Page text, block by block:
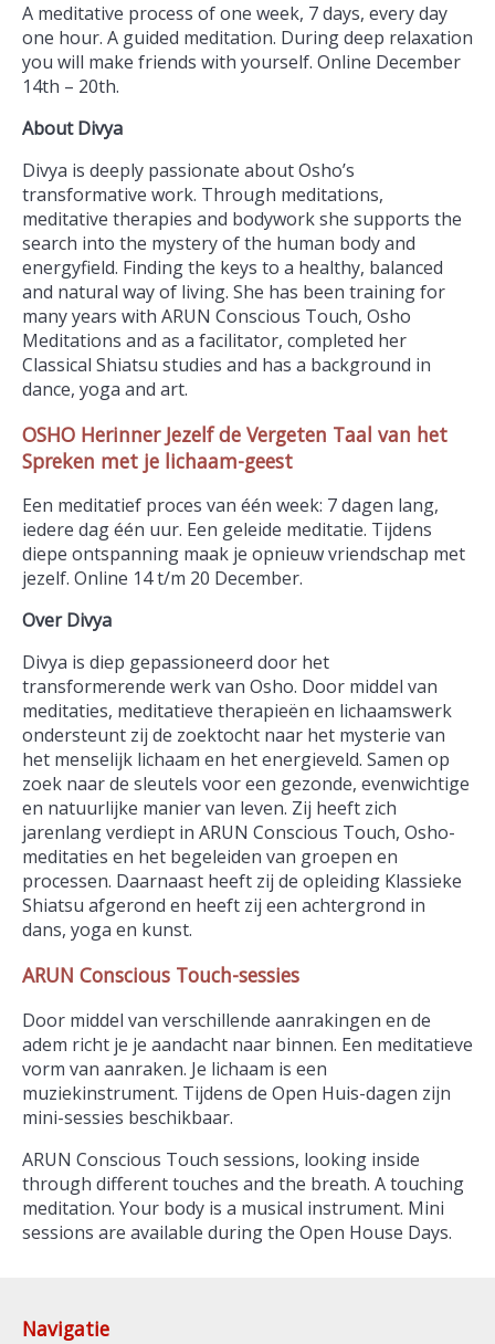
A meditative process of one week, 7 days, every day
one hour. A guided meditation. During deep relaxation
you will make friends with yourself. Online December
14th – 20th.
About Divya
Divya is deeply passionate about Osho’s
transformative work. Through meditations,
meditative therapies and bodywork she supports the
search into the mystery of the human body and
energyfield. Finding the keys to a healthy, balanced
and natural way of living. She has been training for
many years with ARUN Conscious Touch, Osho
Meditations and as a facilitator, completed her
Classical Shiatsu studies and has a background in
dance, yoga and art.
OSHO Herinner Jezelf de Vergeten Taal van het
Spreken met je lichaam-geest
Een meditatief proces van één week: 7 dagen lang,
iedere dag één uur. Een geleide meditatie. Tijdens
diepe ontspanning maak je opnieuw vriendschap met
jezelf. Online 14 t/m 20 December.
Over Divya
Divya is diep gepassioneerd door het
transformerende werk van Osho. Door middel van
meditaties, meditatieve therapieën en lichaamswerk
ondersteunt zij de zoektocht naar het mysterie van
het menselijk lichaam en het energieveld. Samen op
zoek naar de sleutels voor een gezonde, evenwichtige
en natuurlijke manier van leven. Zij heeft zich
jarenlang verdiept in ARUN Conscious Touch, Osho-
meditaties en het begeleiden van groepen en
processen. Daarnaast heeft zij de opleiding Klassieke
Shiatsu afgerond en heeft zij een achtergrond in
dans, yoga en kunst.
ARUN Conscious Touch-sessies
Door middel van verschillende aanrakingen en de
adem richt je je aandacht naar binnen. Een meditatieve
vorm van aanraken. Je lichaam is een
muziekinstrument. Tijdens de Open Huis-dagen zijn
mini-sessies beschikbaar.
ARUN Conscious Touch sessions, looking inside
through different touches and the breath. A touching
meditation. Your body is a musical instrument. Mini
sessions are available during the Open House Days.
Navigatie